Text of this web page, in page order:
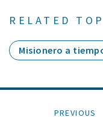
RELATED
Misionero a
PREVIOUS